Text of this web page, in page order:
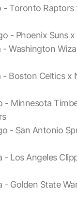
- Toronto Raptors
- Phoenix Suns
- Washington
- Boston Celtics x
- Minnesota
- San Antonio
- Los Angeles
- Golden State